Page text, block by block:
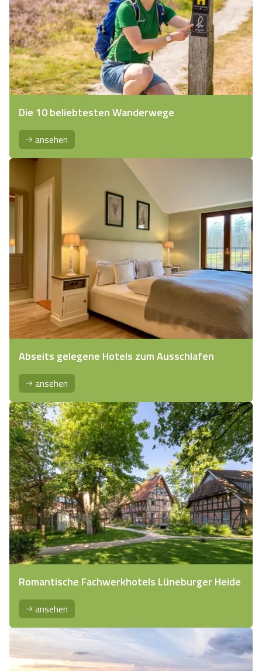
Die 10 beliebtesten Wanderwege
ansehen
Abseits gelegene Hotels zum Ausschlafen
ansehen
Romantische Fachwerkhotels Lüneburger Heide
ansehen